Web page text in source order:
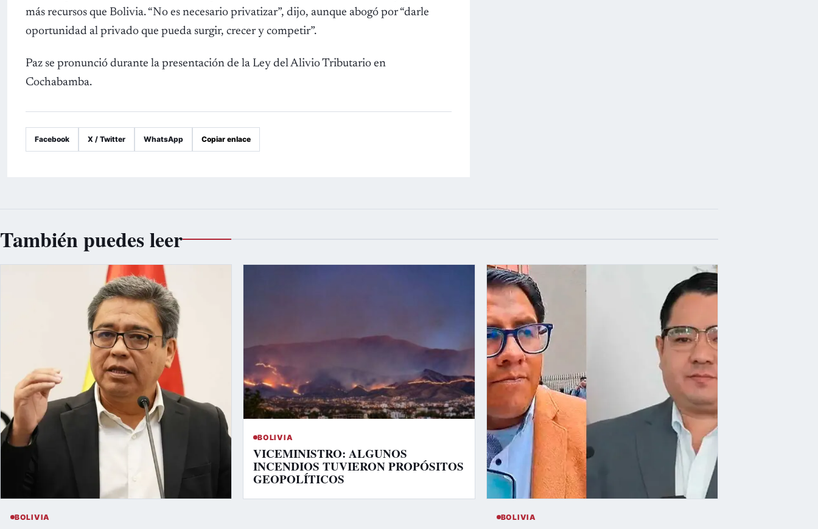
más recursos que Bolivia. “No es necesario privatizar”, dijo, aunque abogó por “darle
oportunidad al privado que pueda surgir, crecer y competir”.
Paz se pronunció durante la presentación de la Ley del Alivio Tributario en
Cochabamba.
Facebook X / Twitter WhatsApp Copiar enlace
También puedes leer
BOLIVIA
BOLIVIA
VICEMINISTRO: ALGUNOS
INCENDIOS TUVIERON PROPÓSITOS
GEOPOLÍTICOS
BOLIVIA